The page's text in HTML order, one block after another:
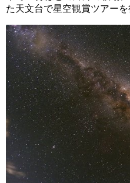
た天文台で星空観賞ツアーを